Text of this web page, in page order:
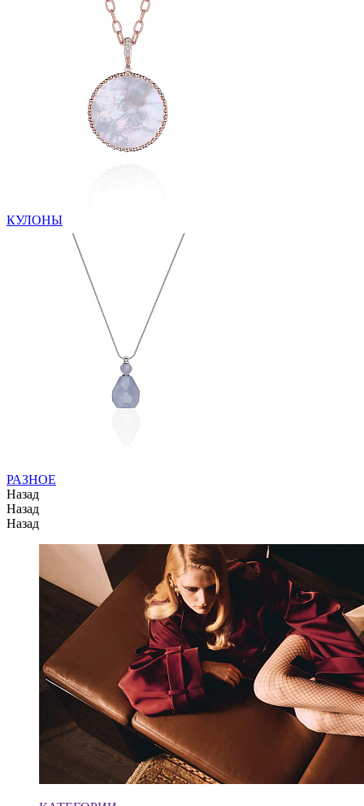
КУЛОНЫ
РАЗНОЕ
Назад
Назад
Назад